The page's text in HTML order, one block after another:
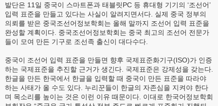
발단은 11일 중국이 스마트폰과 태블릿PC 등 휴대형 기기의 ‘조선어’
입력 표준을 만들고 있다는 사실이 알려지면서다. 실제 중국 정부의
의뢰를 받은 중국조선어정보학회는 올해 말까지 조선어 입력 표준을
완성할 계획이다. 중국조선어정보학회는 중국 최고의 조선어 전문가
들이 모여 만든 기구로 조선족 출신이 대다수다.
중국이 조선어 입력 표준을 만들면 향후 국제표준화기구(ISO)가 인증
하는 국제표준을 추진할 근거가 생긴다. 국제표준은 강제성을 갖는다.
한글을 만든 한국에서 한글을 입력할 때 중국이 만든 표준을 따라야
하는 사태가 올 수도 있다. 누리꾼들이 한글의 자존심을 지켜야 한다
며 목소리를 높이는 것은 이런 이유 때문이다. 이대로 한국어정보학회